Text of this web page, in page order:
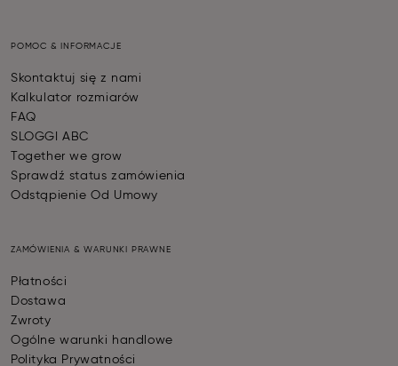
POMOC & INFORMACJE
Skontaktuj się z nami
Kalkulator rozmiarów
FAQ
SLOGGI ABC
Together we grow
Sprawdź status zamówienia
Odstąpienie Od Umowy
ZAMÓWIENIA & WARUNKI PRAWNE
Płatności
Dostawa
Zwroty
Ogólne warunki handlowe
Polityka Prywatności